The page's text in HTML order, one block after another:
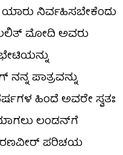
ನಿರ್ವಹಿಸಬೇಕೆಂದು
ಲಲಿತ್ ಮೋದಿ ಅವರು
ಪಾತ್ರವನ್ನು
ಹಿಂದೆ ಅವರೇ ಸ್ವತಃ
ಲಂಡನ್‌ಗೆ
ರಣವೀರ್ ಪರಿಚಯ